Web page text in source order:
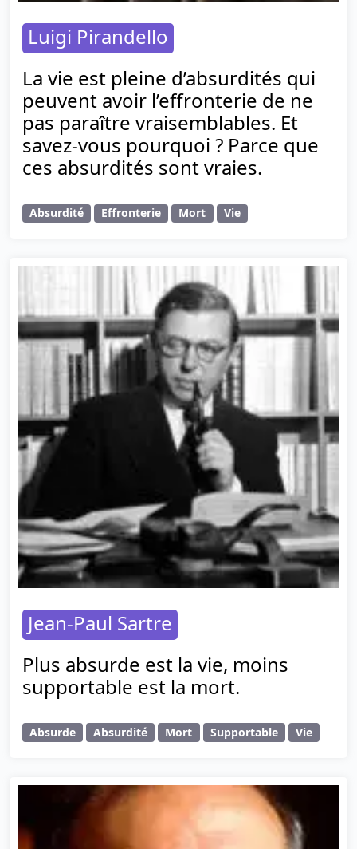
Luigi Pirandello
La vie est pleine d’absurdités qui
peuvent avoir l’effronterie de ne
pas paraître vraisemblables. Et
savez-vous pourquoi ? Parce que
ces absurdités sont vraies.
Absurdité Effronterie Mort Vie
Jean-Paul Sartre
Plus absurde est la vie, moins
supportable est la mort.
Absurde Absurdité Mort Supportable Vie